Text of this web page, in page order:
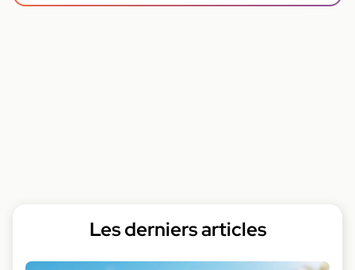
Les derniers articles